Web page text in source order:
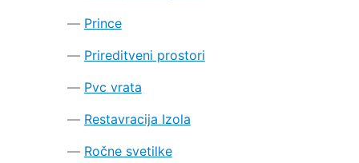
Prince
Prireditveni prostori
Pvc vrata
Restavracija Izola
Ročne svetilke